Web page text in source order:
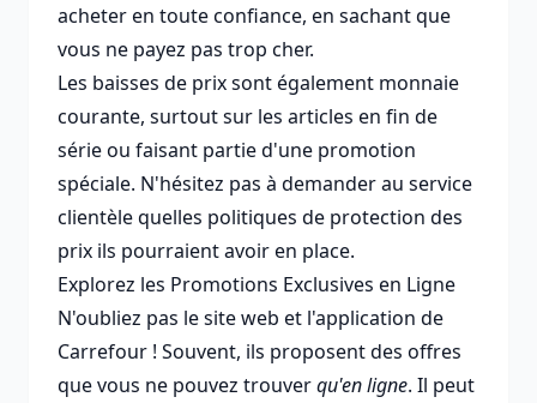
acheter en toute confiance, en sachant que
vous ne payez pas trop cher.
Les baisses de prix sont également monnaie
courante, surtout sur les articles en fin de
série ou faisant partie d'une promotion
spéciale. N'hésitez pas à demander au service
clientèle quelles politiques de protection des
prix ils pourraient avoir en place.
Explorez les Promotions Exclusives en Ligne
N'oubliez pas le site web et l'application de
Carrefour ! Souvent, ils proposent des offres
que vous ne pouvez trouverqu'en ligne. Il peut